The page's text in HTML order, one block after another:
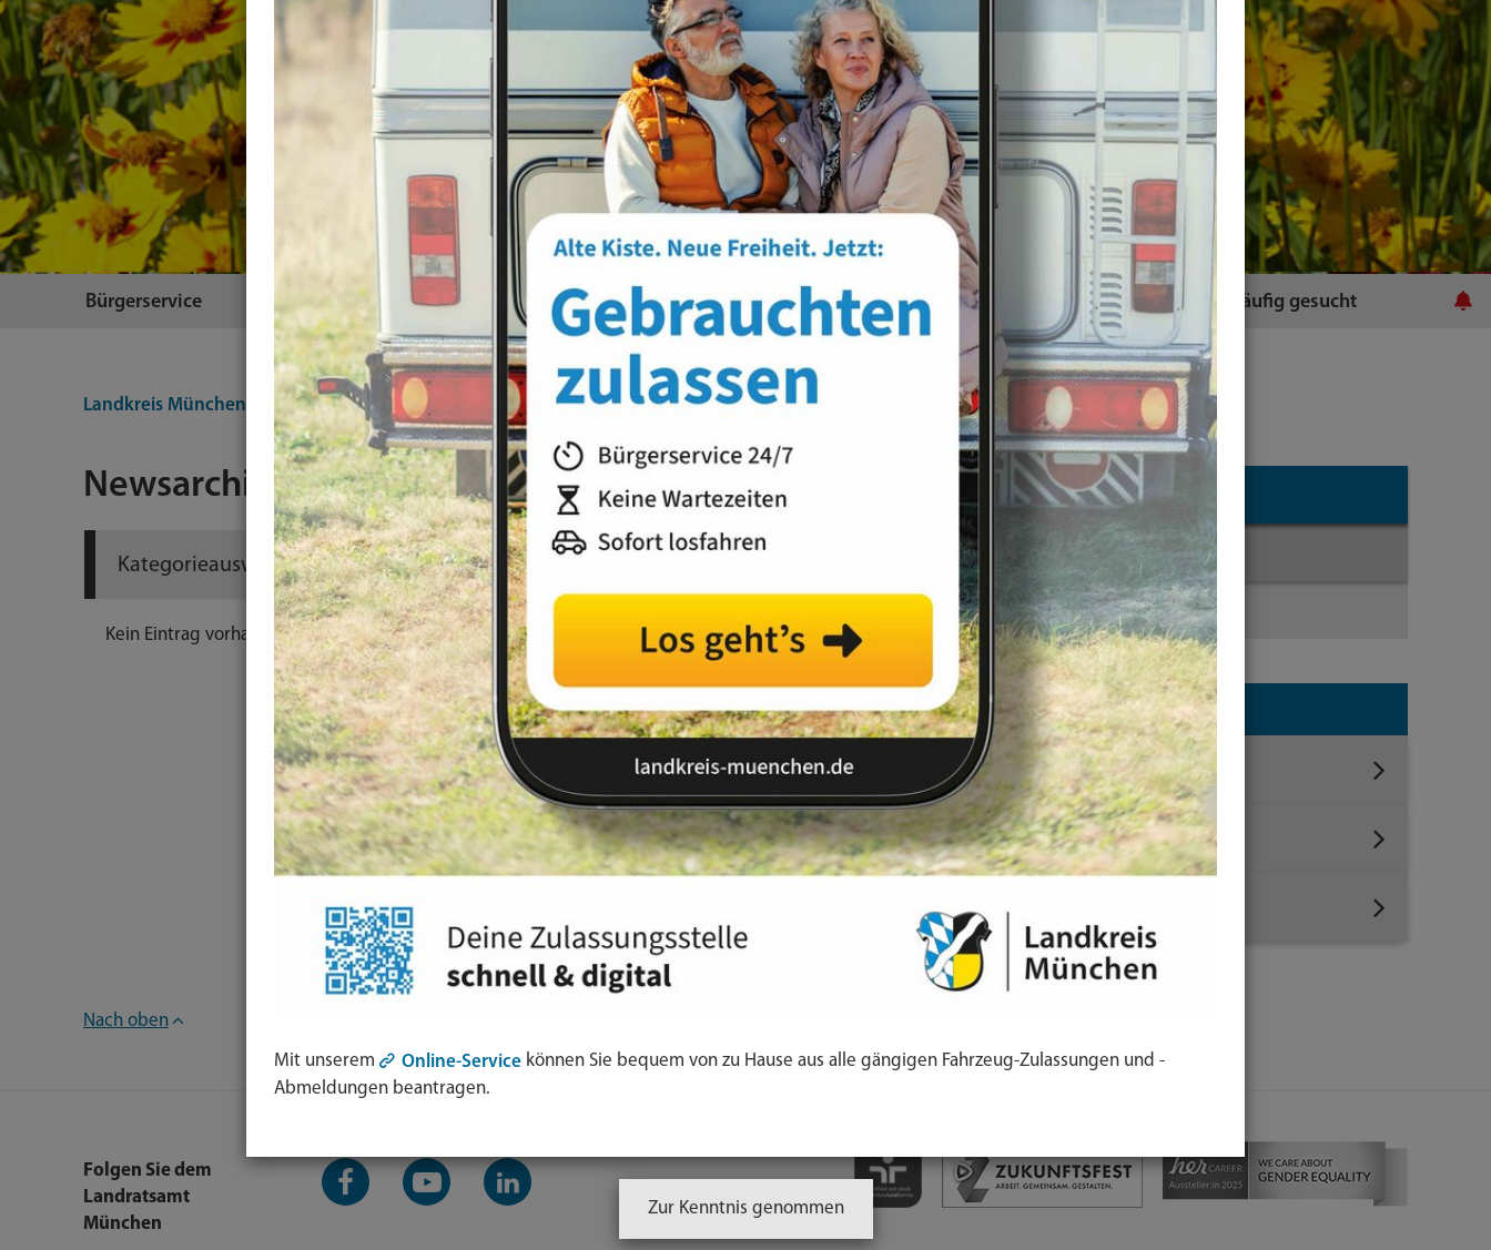
Bürgerservice Themen Landkreis Landratsamt Häufig gesucht
Landkreis München Integration-Testing News-Liste News-Archiv
Newsarchiv
Kategorieauswahl
Kein Eintrag vorhanden.
Plugins
News-Detail
Jahresauswahl
2026
2025
Nach oben
Folgen Sie dem
Landratsamt
München
Facebook-
Seite
YouTube-
Kanal
LinkedIn-
Kanal
Mit unserem Online-Service können Sie bequem von zu Hause aus alle gängigen Fahrzeug-Zulassungen und -
Abmeldungen beantragen.
Zur Kenntnis genommen